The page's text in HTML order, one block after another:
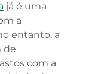
já é uma
a
entanto, a
de
com a